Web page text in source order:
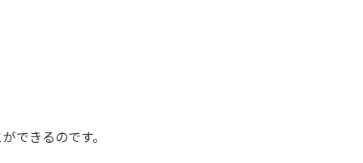
できるのです。